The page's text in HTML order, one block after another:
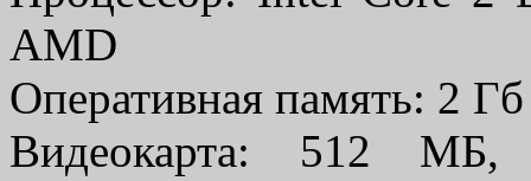
AMD
Оперативная память: 2 Гб
Видеокарта: 512